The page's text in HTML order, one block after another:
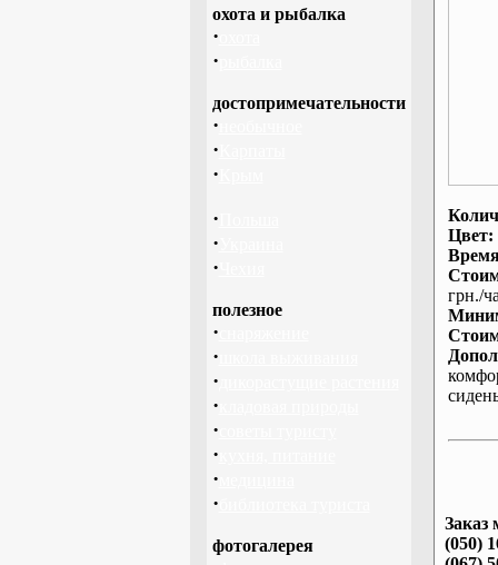
охота и рыбалка
·
·
достопримечательности
·
·
·
·
·
·
полезное
·
·
·
·
·
·
·
·
фотогалерея
Цвет:
грн./
Заказ
(050)